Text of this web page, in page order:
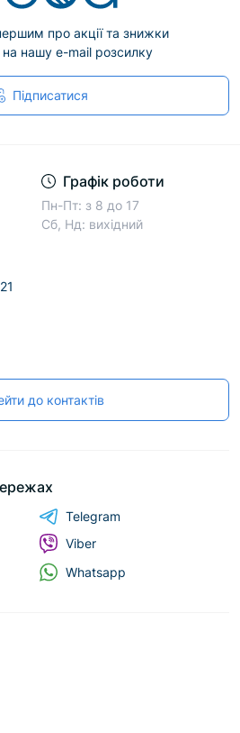
про акції та знижки
на нашу e-mail розсилку
Підписатися
Графік роботи
Пн-Пт: з 8 до 17
Сб, Нд: вихідний
до контактів
Telegram
Viber
Whatsapp